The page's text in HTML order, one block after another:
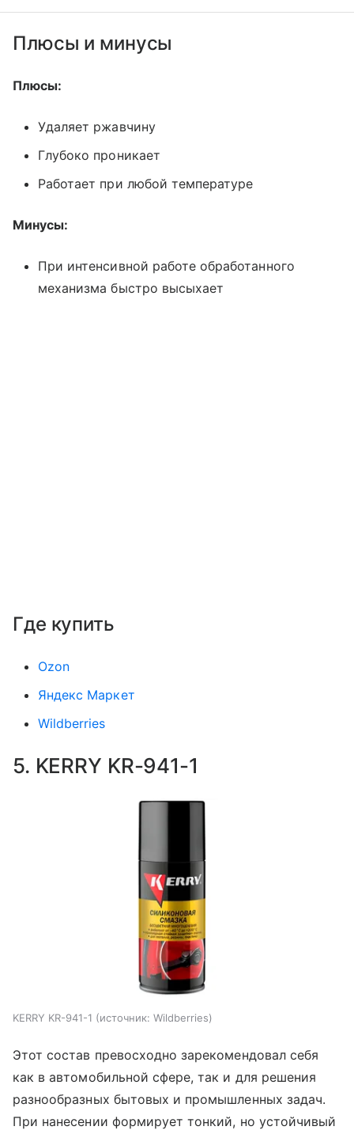
Плюсы и минусы
Плюсы:
Удаляет ржавчину
Глубоко проникает
Работает при любой температуре
Минусы:
При интенсивной работе обработанного
механизма быстро высыхает
Где купить
Ozon
Яндекс Маркет
Wildberries
5. KERRY KR-941-1
KERRY KR-941-1 источник: Wildberries
Этот состав превосходно зарекомендовал себя
как в автомобильной сфере, так и для решения
разнообразных бытовых и промышленных задач.
При нанесении формирует тонкий, но устойчивый